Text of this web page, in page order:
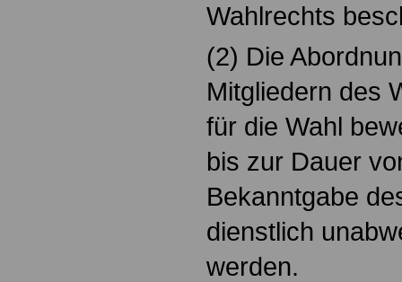
Wahlrechts
(2) Die
Mitgliedern des
für die Wahl
bis zur Dauer
Bekanntgabe
dienstlich
werden.